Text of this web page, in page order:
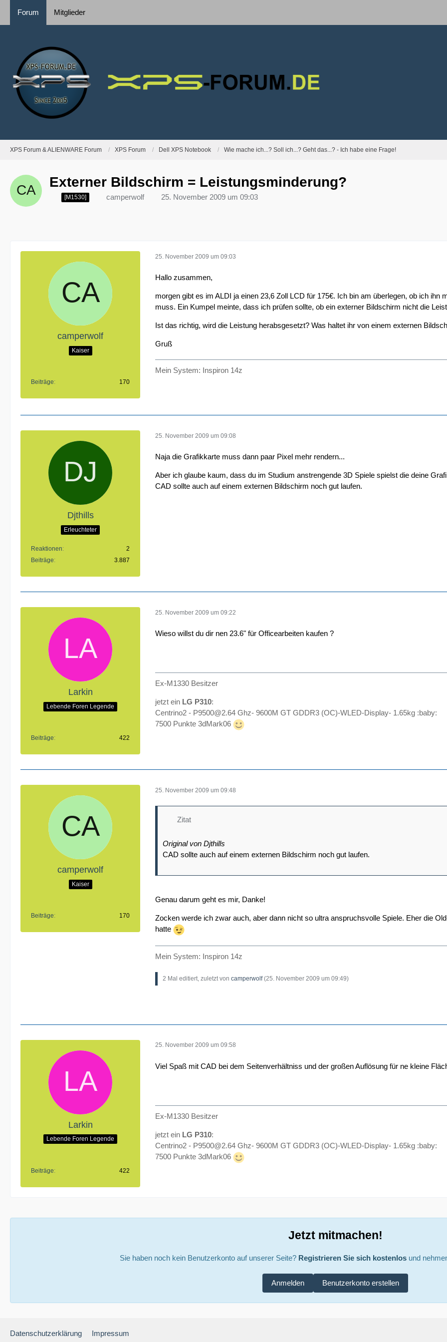
Forum Mitglieder
XPS Forum & ALIENWARE Forum XPS Forum Dell XPS Notebook Wie mache ich...? Soll ich...? Geht das...? - Ich habe eine Frage!
Externer Bildschirm = Leistungsminderung?
[M1530] camperwolf 25. November 2009 um 09:03
camperwolf
Kaiser
Beiträge 170
25. November 2009 um 09:03
Hallo zusammen,
morgen gibt es im ALDI ja einen 23,6 Zoll LCD für 175€. Ich bin am überlegen, ob ich
muss. Ein Kumpel meinte, dass ich prüfen sollte, ob ein externer Bildschirm nicht die
Ist das richtig, wird die Leistung herabsgesetzt? Was haltet ihr von einem externen
Gruß
Mein System: Inspiron 14z
Djthills
Erleuchteter
Reaktionen
2
Beiträge
3.887
25. November 2009 um 09:08
Naja die Grafikkarte muss dann paar Pixel mehr rendern...
Aber ich glaube kaum, dass du im Studium anstrengende 3D Spiele spielst die deine
CAD sollte auch auf einem externen Bildschirm noch gut laufen.
Larkin
Lebende Foren Legende
Beiträge 422
25. November 2009 um 09:22
Wieso willst du dir nen 23.6" für Officearbeiten kaufen ?
Ex-M1330 Besitzer
jetzt ein LG P310:
Centrino2 - P9500@2.64 Ghz- 9600M GT GDDR3 (OC)-WLED-Display- 1.65kg :baby:
7500 Punkte 3dMark06
camperwolf
Kaiser
Beiträge 170
25. November 2009 um 09:48
Zitat
Original von Djthills
CAD sollte auch auf einem externen Bildschirm noch gut laufen.
Genau darum geht es mir, Danke!
Zocken werde ich zwar auch, aber dann nicht so ultra anspruchsvolle Spiele. Eher die
hatte
Mein System: Inspiron 14z
2 Mal editiert, zuletzt von camperwolf(25. November 2009 um 09:49)
Larkin
Lebende Foren Legende
Beiträge 422
25. November 2009 um 09:58
Viel Spaß mit CAD bei dem Seitenverhältniss und der großen Auflösung für ne kleine
Ex-M1330 Besitzer
jetzt ein LG P310:
Centrino2 - P9500@2.64 Ghz- 9600M GT GDDR3 (OC)-WLED-Display- 1.65kg :baby:
7500 Punkte 3dMark06
Jetzt mitmachen!
Sie haben noch kein Benutzerkonto auf unserer Seite? Registrieren Sie sich kostenlosund
Benutzerkonto erstellen
Anmelden
Datenschutzerklärung Impressum